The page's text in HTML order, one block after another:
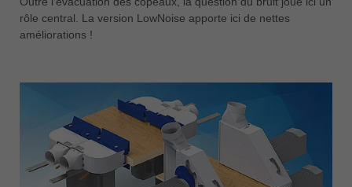
rôle central. La version LowNoise apporte ici de nettes
améliorations !